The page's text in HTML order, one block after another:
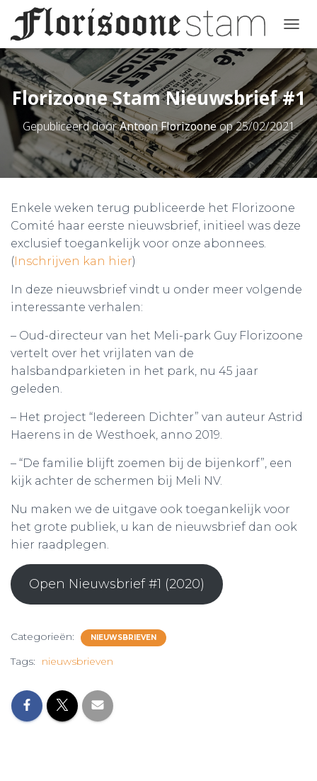
o
g
g
l
e
n
a
v
i
g
i
e
Florizoone Stam Nieuwsbrief #1
Gepubliceerd doorAntoon Florizooneop25/02/2021
Enkele weken terug publiceerde het Florizoone
Comité haar eerste nieuwsbrief, initieel was deze
exclusief toegankelijk voor onze abonnees.
(Inschrijven kan hier)
In deze nieuwsbrief vindt u onder meer volgende
interessante verhalen:
– Oud-directeur van het Meli-park Guy Florizoone
vertelt over het vrijlaten van de
halsbandparkieten in het park, nu 45 jaar
geleden.
– Het project “Iedereen Dichter” van auteur Astrid
Haerens in de Westhoek, anno 2019.
– “De familie blijft zoemen bij de bijenkorf”, een
kijk achter de schermen bij Meli NV.
Nu maken we de uitgave ook toegankelijk voor
het grote publiek, u kan de nieuwsbrief dan ook
hier raadplegen.
Open Nieuwsbrief #1 (2020)
Categorieën: NIEUWSBRIEVEN
Tags: nieuwsbrieven